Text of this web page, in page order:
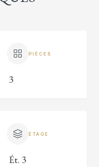
PIÈCES
3
ÉTAGE
Ét. 3